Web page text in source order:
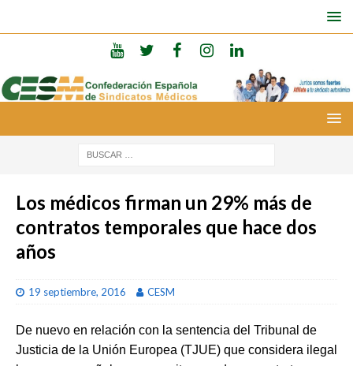
Los médicos firman un 29% más de
contratos temporales que hace dos
años
19 septiembre, 2016 CESM
De nuevo en relación con la sentencia del Tribunal de
Justicia de la Unión Europea (TJUE) que considera ilegal